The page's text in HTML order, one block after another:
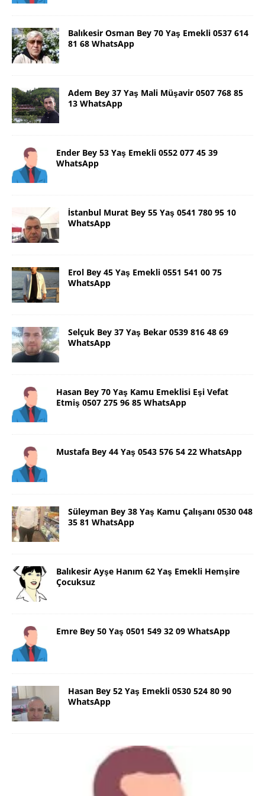
Balıkesir Osman Bey 70 Yaş Emekli 0537 614
81 68 WhatsApp
Adem Bey 37 Yaş Mali Müşavir 0507 768 85
13 WhatsApp
Ender Bey 53 Yaş Emekli 0552 077 45 39
WhatsApp
İstanbul Murat Bey 55 Yaş 0541 780 95 10
WhatsApp
Erol Bey 45 Yaş Emekli 0551 541 00 75
WhatsApp
Selçuk Bey 37 Yaş Bekar 0539 816 48 69
WhatsApp
Hasan Bey 70 Yaş Kamu Emeklisi Eşi Vefat
Etmiş 0507 275 96 85 WhatsApp
Mustafa Bey 44 Yaş 0543 576 54 22 WhatsApp
Süleyman Bey 38 Yaş Kamu Çalışanı 0530 048
35 81 WhatsApp
Balıkesir Ayşe Hanım 62 Yaş Emekli Hemşire
Çocuksuz
Emre Bey 50 Yaş 0501 549 32 09 WhatsApp
Hasan Bey 52 Yaş Emekli 0530 524 80 90
WhatsApp
Danimarka Mustafa Bey 45 Yaş +45
42 48 17 28 WhatsApp